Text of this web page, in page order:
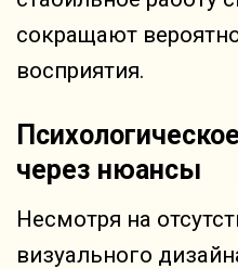
сокращают
восприятия.
через нюансы
Несмотря на
визуального